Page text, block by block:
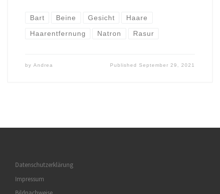
Bart Beine Gesicht Haare
Haarentfernung Natron Rasur
by Andrea PublishedSeptember 29, 2021
Datenschutzerklärung
Impressum